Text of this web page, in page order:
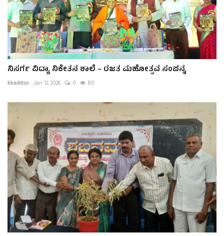
ನಿಸರ್ಗ ವಿದ್ಯಾ ನಿಕೇತನ ಶಾಲೆ – ರಜತ ಮಹೋತ್ಸವ ಸಂಪನ್ನ
kkeditor Jan 12, 2026 0 80